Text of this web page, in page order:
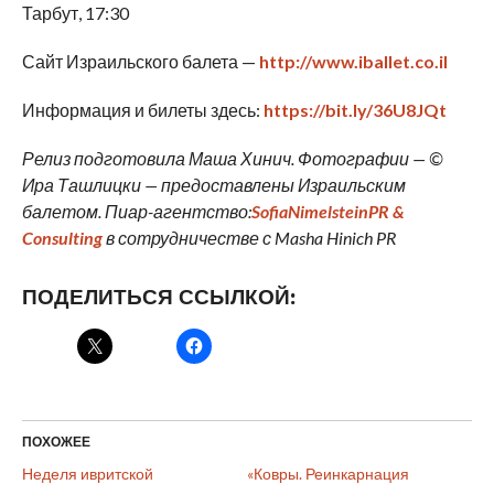
Тарбут, 17:30
Сайт Израильского балета — http://www.iballet.co.il
Информация и билеты здесь: https://bit.ly/36U8JQt
Релиз подготовила Маша Хинич. Фотографии — ©
Ира Ташлицки — предоставлены Израильским
балетом. Пиар-агентство:SofiaNimelsteinPR &
Consultingв сотрудничестве с Masha Hinich PR
ПОДЕЛИТЬСЯ ССЫЛКОЙ:
ПОХОЖЕЕ
Неделя ивритской
«Ковры. Реинкарнация